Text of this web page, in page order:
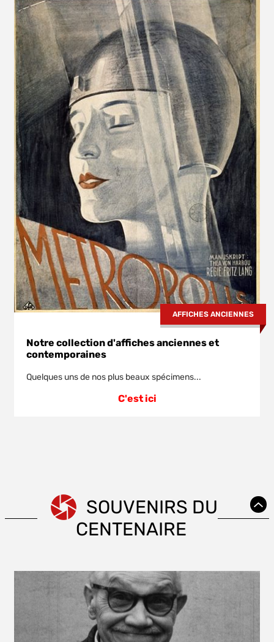
AFFICHES ANCIENNES
Notre collection d'affiches anciennes et
contemporaines
Quelques uns de nos plus beaux spécimens...
C'est ici
SOUVENIRS DU
CENTENAIRE